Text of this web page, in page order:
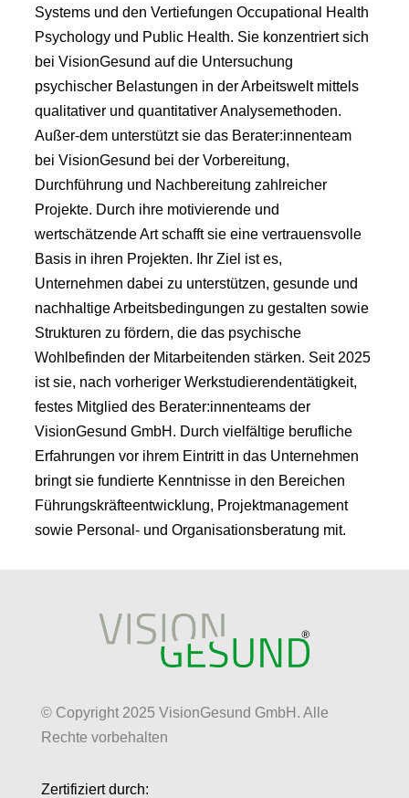
Systems und den Vertiefungen Occupational Health
Psychology und Public Health. Sie konzentriert sich
bei VisionGesund auf die Untersuchung
psychischer Belastungen in der Arbeitswelt mittels
qualitativer und quantitativer Analysemethoden.
Außer-dem unterstützt sie das Berater:innenteam
bei VisionGesund bei der Vorbereitung,
Durchführung und Nachbereitung zahlreicher
Projekte. Durch ihre motivierende und
wertschätzende Art schafft sie eine vertrauensvolle
Basis in ihren Projekten. Ihr Ziel ist es,
Unternehmen dabei zu unterstützen, gesunde und
nachhaltige Arbeitsbedingungen zu gestalten sowie
Strukturen zu fördern, die das psychische
Wohlbefinden der Mitarbeitenden stärken. Seit 2025
ist sie, nach vorheriger Werkstudierendentätigkeit,
festes Mitglied des Berater:innenteams der
VisionGesund GmbH. Durch vielfältige berufliche
Erfahrungen vor ihrem Eintritt in das Unternehmen
bringt sie fundierte Kenntnisse in den Bereichen
Führungskräfteentwicklung, Projektmanagement
sowie Personal- und Organisationsberatung mit.
© Copyright 2025 VisionGesund GmbH. Alle
Rechte vorbehalten
Zertifiziert durch: